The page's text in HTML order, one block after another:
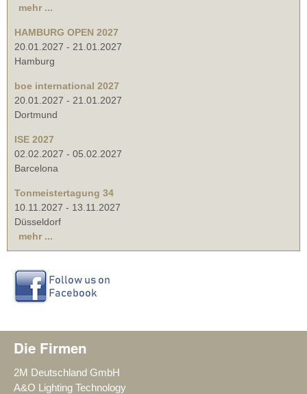
mehr ...
HAMBURG OPEN 2027
20.01.2027 - 21.01.2027
Hamburg
boe international 2027
20.01.2027 - 21.01.2027
Dortmund
ISE 2027
02.02.2027 - 05.02.2027
Barcelona
Tonmeistertagung 34
10.11.2027 - 13.11.2027
Düsseldorf
mehr ...
Die Firmen
2M Deutschland GmbH
A&O Lighting Technology